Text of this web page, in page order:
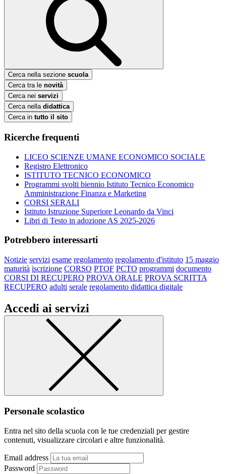
Cerca nella sezione scuola
Cerca tra le novità
Cerca nei servizi
Cerca nella didattica
Cerca in tutto il sito
Ricerche frequenti
LICEO SCIENZE UMANE ECONOMICO SOCIALE
Registro Elettronico
ISTITUTO TECNICO ECONOMICO
Programmi svolti biennio Istituto Tecnico Economico
Amministrazione Finanza e Marketing
CORSI SERALI
Istituto Istruzione Superiore Leonardo da Vinci
Libri di Testo in adozione AS 2025-2026
Potrebbero interessarti
Notizie servizi esame regolamento regolamento d'istituto 15 maggio
maturità iscrizione CORSO PTOF PCTO programmi documento
CORSI DI RECUPERO PROVA ORALE PROVA SCRITTA
RECUPERO adulti serale regolamento didattica digitale
Accedi ai servizi
Personale scolastico
Entra nel sito della scuola con le tue credenziali per gestire
contenuti, visualizzare circolari e altre funzionalità.
Email address
Password